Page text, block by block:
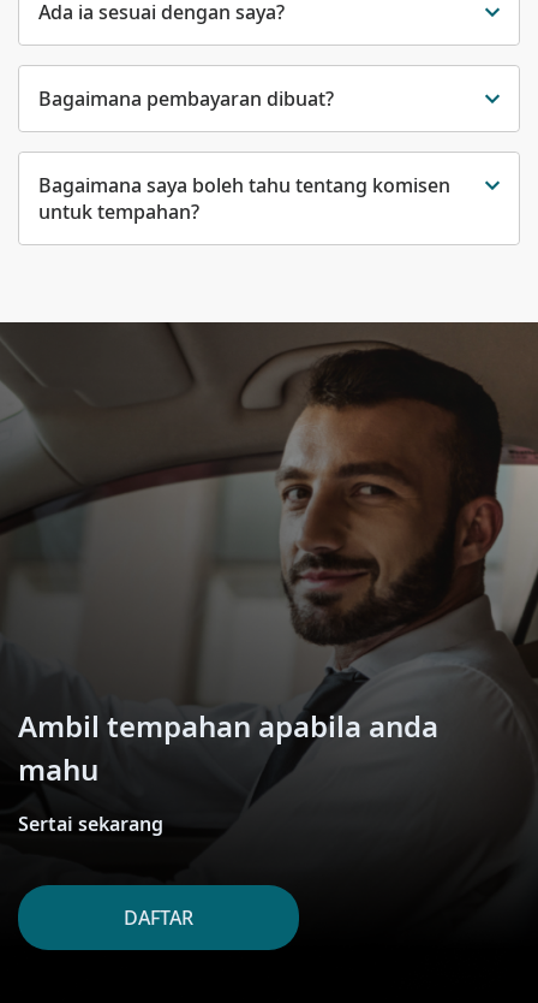
Ada ia sesuai dengan saya?
Bagaimana pembayaran dibuat?
Bagaimana saya boleh tahu tentang komisen
untuk tempahan?
Ambil tempahan apabila anda
mahu
Sertai sekarang
DAFTAR